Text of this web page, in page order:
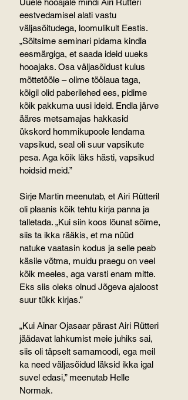
eestvedamisel alati vastu
väljasõitudega, loomulikult Eestis.
„Sõitsime seminari pidama kindla
eesmärgiga, et saada ideid uueks
hooajaks. Osa väljasõidust kulus
mõttetööle – olime töölaua taga,
kõigil olid paberilehed ees, pidime
kõik pakkuma uusi ideid. Endla järve
ääres metsamajas hakkasid
ükskord hommikupoole lendama
vapsikud, seal oli suur vapsikute
pesa. Aga kõik läks hästi, vapsikud
hoidsid meid.”
Sirje Martin meenutab, et Airi Rütteril
oli plaanis kõik tehtu kirja panna ja
talletada. „Kui siin koos lõunat sõime,
siis ta ikka rääkis, et ma nüüd
natuke vaatasin kodus ja selle peab
käsile võtma, muidu praegu on veel
kõik meeles, aga varsti enam mitte.
Eks siis oleks olnud Jõgeva ajaloost
suur tükk kirjas.”
„Kui Ainar Ojasaar pärast Airi Rütteri
jäädavat lahkumist meie juhiks sai,
siis oli täpselt samamoodi, ega meil
ka need väljasõidud läksid ikka igal
suvel edasi,” meenutab Helle
Normak.